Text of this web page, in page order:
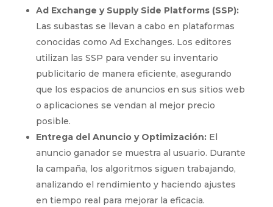
Ad Exchange y Supply Side Platforms (SSP):
Las subastas se llevan a cabo en plataformas
conocidas como Ad Exchanges. Los editores
utilizan las SSP para vender su inventario
publicitario de manera eficiente, asegurando
que los espacios de anuncios en sus sitios web
o aplicaciones se vendan al mejor precio
posible.
Entrega del Anuncio y Optimización:El
anuncio ganador se muestra al usuario. Durante
la campaña, los algoritmos siguen trabajando,
analizando el rendimiento y haciendo ajustes
en tiempo real para mejorar la eficacia.